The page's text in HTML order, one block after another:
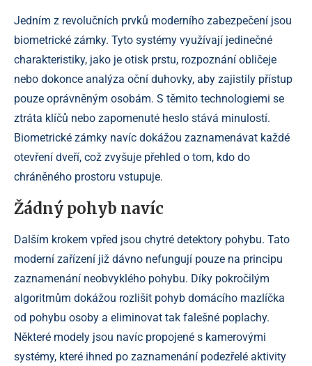
Jedním z revolučních prvků moderního zabezpečení jsou
biometrické zámky. Tyto systémy využívají jedinečné
charakteristiky, jako je otisk prstu, rozpoznání obličeje
nebo dokonce analýza oční duhovky, aby zajistily přístup
pouze oprávněným osobám. S těmito technologiemi se
ztráta klíčů nebo zapomenuté heslo stává minulostí.
Biometrické zámky navíc dokážou zaznamenávat každé
otevření dveří, což zvyšuje přehled o tom, kdo do
chráněného prostoru vstupuje.
Žádný pohyb navíc
Dalším krokem vpřed jsou chytré detektory pohybu. Tato
moderní zařízení již dávno nefungují pouze na principu
zaznamenání neobvyklého pohybu. Díky pokročilým
algoritmům dokážou rozlišit pohyb domácího mazlíčka
od pohybu osoby a eliminovat tak falešné poplachy.
Některé modely jsou navíc propojené s kamerovými
systémy, které ihned po zaznamenání podezřelé aktivity